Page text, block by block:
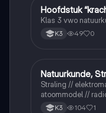
Natuurkunde
Hoofdstuk
Klas 3 vwo
K3 49 0
Natuurkunde
Natuurkunde,
Straling //
atoommodel //
K3 104 1